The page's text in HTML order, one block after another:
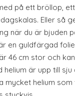
på ett bröllop,
Eller så
när du är bjuden
en guldfärgad
46 cm stor och
helium är upp till
mycket helium